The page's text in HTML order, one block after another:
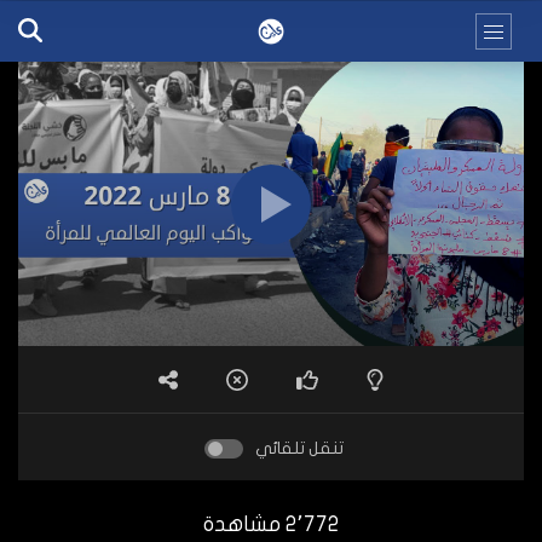
تنقل تلقائي
2٬772 مشاهدة